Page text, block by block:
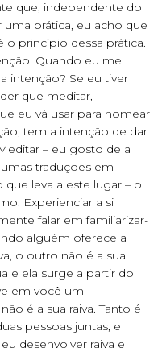
que, independente do
prática, eu acho que
princípio dessa prática.
Quando eu me
intenção? Se eu tiver
que meditar,
eu vá usar para nomear
tem a intenção de dar
– eu gosto de a
traduções em
leva a este lugar – o
Experienciar a si
falar em familiarizar-
alguém oferece a
o outro não é a sua
e ela surge a partir do
em você um
é a sua raiva. Tanto é
pessoas juntas, e
desenvolver raiva e